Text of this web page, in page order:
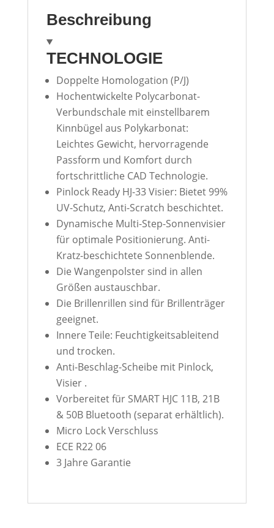
Beschreibung
TECHNOLOGIE
Doppelte Homologation (P/J)
Hochentwickelte Polycarbonat-
Verbundschale mit einstellbarem
Kinnbügel aus Polykarbonat:
Leichtes Gewicht, hervorragende
Passform und Komfort durch
fortschrittliche CAD Technologie.
Pinlock Ready HJ-33 Visier: Bietet 99%
UV-Schutz, Anti-Scratch beschichtet.
Dynamische Multi-Step-Sonnenvisier
für optimale Positionierung. Anti-
Kratz-beschichtete Sonnenblende.
Die Wangenpolster sind in allen
Größen austauschbar.
Die Brillenrillen sind für Brillenträger
geeignet.
Innere Teile: Feuchtigkeitsableitend
und trocken.
Anti-Beschlag-Scheibe mit Pinlock,
Visier .
Vorbereitet für SMART HJC 11B, 21B
& 50B Bluetooth (separat erhältlich).
Micro Lock Verschluss
ECE R22 06
3 Jahre Garantie